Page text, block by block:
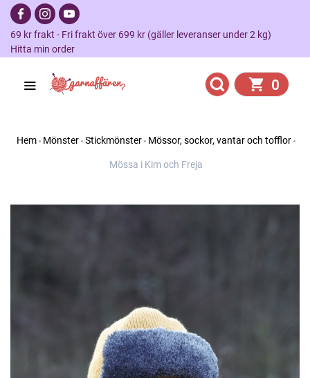
69 kr frakt - Fri frakt över 699 kr (gäller leveranser under 2 kg)
Hitta min order
0
Hem Mönster Stickmönster Mössor, sockor, vantar och tofflor
Mössa i Kim och Freja